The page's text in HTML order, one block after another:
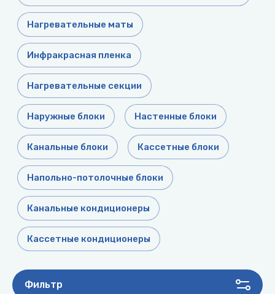
воздуха для
квартиры -
как и какой
выбрать
Виды
обогревателей
Показать
все
Теплодар
Тепломаш
ТОПОЛ-
ЭКО
Эван
Нагревательные маты
Инфракрасная пленка
Нагревательные секции
Наружные блоки Настенные блоки
Канальные блоки Кассетные блоки
Напольно-потолочные блоки
Канальные кондиционеры
Кассетные кондиционеры
Фильтр